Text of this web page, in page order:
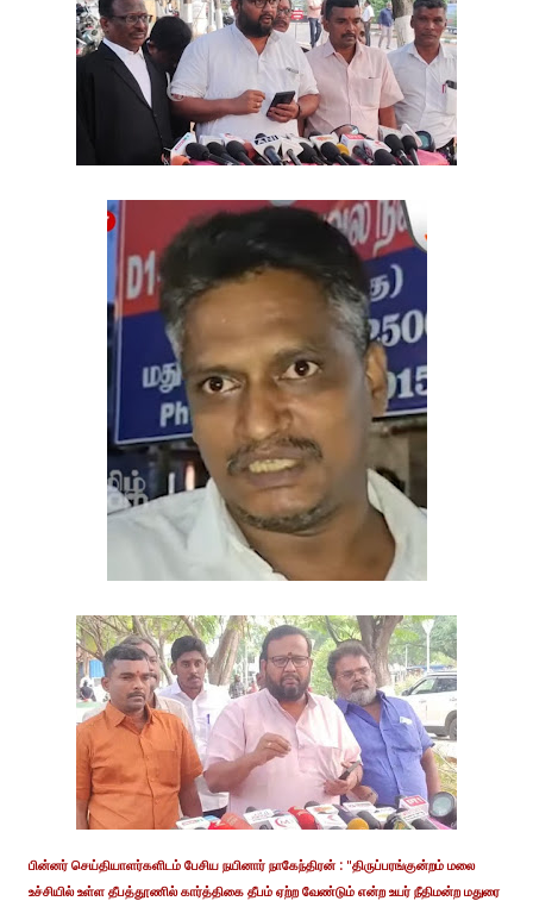
பின்னர் செய்தியாளர்களிடம் பேசிய நயினார் நாகேந்திரன் : "திருப்பரங்குன்றம் மலை
உச்சியில் உள்ள தீபத்தூணில் கார்த்திகை தீபம் ஏற்ற வேண்டும் என்ற உயர் நீதிமன்ற மதுரை